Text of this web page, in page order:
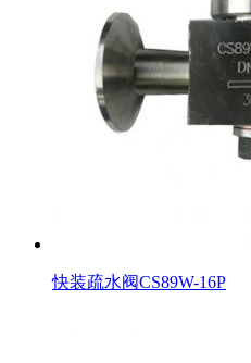
快装疏水阀CS89W-16P